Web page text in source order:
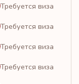
Требуется виза
Требуется виза
Требуется виза
Требуется виза